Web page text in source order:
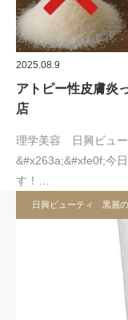
2025.08.9
アトピー性皮膚炎
店
理学美容 日興ビュ
&#x263a;&#xfe0f;今
す！…
日興ビューティ 黒麗